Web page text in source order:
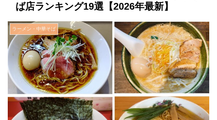
ば店ランキング19選【2026年最新】
ラーメン・中華そば